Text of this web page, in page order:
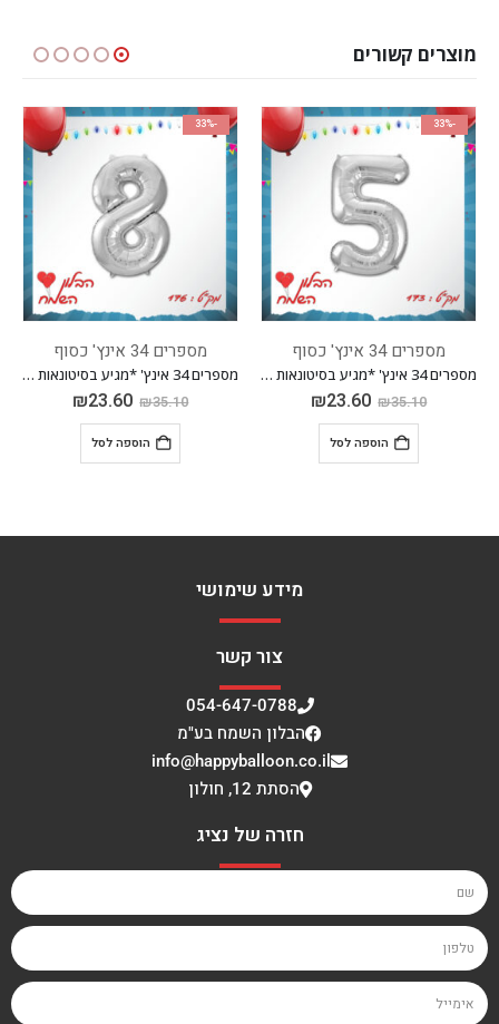
מוצרים קשורים
-33%
מספרים 34 אינץ' כסוף
מספרים 34 אינץ' *מגיע בסיטונאות חבילה של 5 יח'*
₪35.10
₪23.60
הוספה לסל
-33%
מספרים 34 אינץ' כסוף
מספרים 34 אינץ' *מגיע בסיטונאות חבילה של 5 יח'*
₪35.10
₪23.60
הוספה לסל
מידע שימושי
צור קשר
054-647-0788
הבלון השמח בע"מ
info@happyballoon.co.il
הסתת 12, חולון
חזרה של נציג